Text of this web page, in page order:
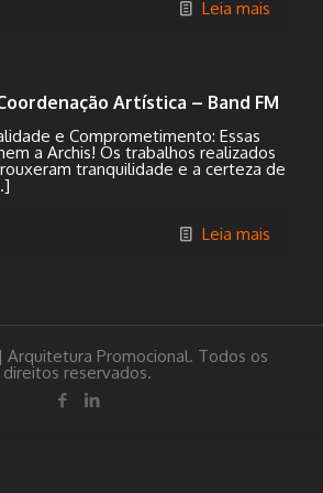
Leia mais
Artística – Band FM
e Comprometimento: Essas
a Archis! Os trabalhos realizados
tranquilidade e a certeza de
Leia mais
Promocional. Todos os
direitos reservados.